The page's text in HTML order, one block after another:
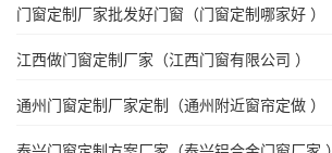
门窗定制厂家批发好门窗（门窗定制哪家好 ）
江西做门窗定制厂家（江西门窗有限公司 ）
通州门窗定制厂家定制（通州附近窗帘定做 ）